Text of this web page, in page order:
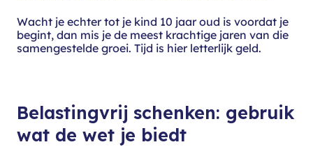
Wacht je echter tot je kind 10 jaar oud is voordat je
begint, dan mis je de meest krachtige jaren van die
samengestelde groei. Tijd is hier letterlijk geld.
Belastingvrij schenken: gebruik
wat de wet je biedt